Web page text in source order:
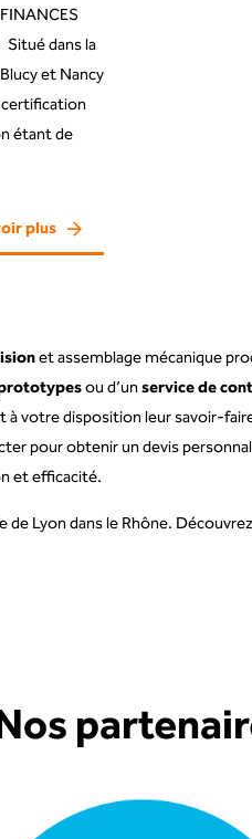
dans la
et Nancy
étant de
plus
et assemblage mécanique
ou d’unservice de
votre disposition leur savoir-
pour obtenir un devis
et efficacité.
Lyon dans le Rhône.